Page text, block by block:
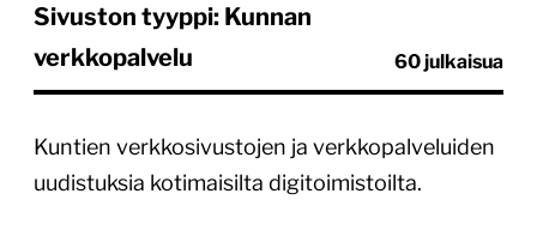
Sivuston tyyppi: Kunnan
verkkopalvelu
60 julkaisua
Kuntien verkkosivustojen ja verkkopalveluiden
uudistuksia kotimaisilta digitoimistoilta.